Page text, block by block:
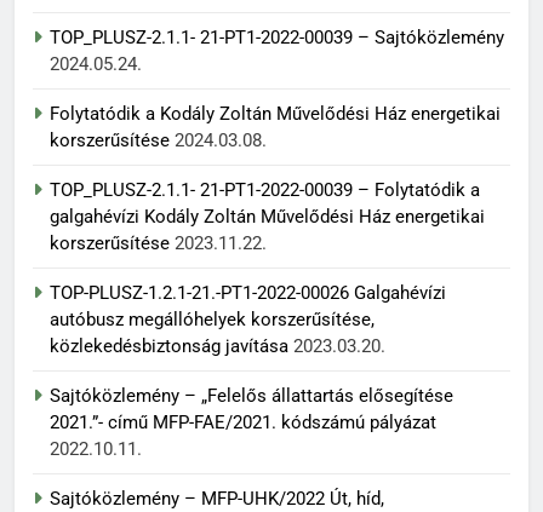
TOP_PLUSZ-2.1.1- 21-PT1-2022-00039 – Sajtóközlemény
2024.05.24.
Folytatódik a Kodály Zoltán Művelődési Ház energetikai
korszerűsítése 2024.03.08.
TOP_PLUSZ-2.1.1- 21-PT1-2022-00039 – Folytatódik a
galgahévízi Kodály Zoltán Művelődési Ház energetikai
korszerűsítése 2023.11.22.
TOP-PLUSZ-1.2.1-21.-PT1-2022-00026 Galgahévízi
autóbusz megállóhelyek korszerűsítése,
közlekedésbiztonság javítása 2023.03.20.
Sajtóközlemény – „Felelős állattartás elősegítése
2021.”- című MFP-FAE/2021. kódszámú pályázat
2022.10.11.
Sajtóközlemény – MFP-UHK/2022 Út, híd,